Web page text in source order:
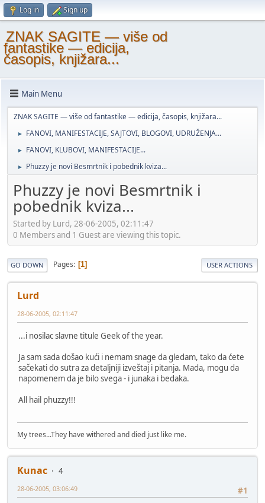
Log in Sign up
ZNAK SAGITE — više od
fantastike — edicija,
časopis, knjižara...
Main Menu
ZNAK SAGITE — više od fantastike — edicija, časopis, knjižara...
► FANOVI, MANIFESTACIJE, SAJTOVI, BLOGOVI, UDRUŽENJA...
► FANOVI, KLUBOVI, MANIFESTACIJE...
► Phuzzy je novi Besmrtnik i pobednik kviza...
Phuzzy je novi Besmrtnik i
pobednik kviza...
Started by Lurd, 28-06-2005, 02:11:47
0 Members and 1 Guest are viewing this topic.
GO DOWN Pages 1 USER ACTIONS
Lurd
28-06-2005, 02:11:47
...i nosilac slavne titule Geek of the year.
Ja sam sada došao kući i nemam snage da gledam, tako da ćete
sačekati do sutra za detaljniji izveštaj i pitanja. Mada, mogu da
napomenem da je bilo svega - i junaka i bedaka.
All hail phuzzy!!!
My trees...They have withered and died just like me.
Kunac
4
#1
28-06-2005, 03:06:49